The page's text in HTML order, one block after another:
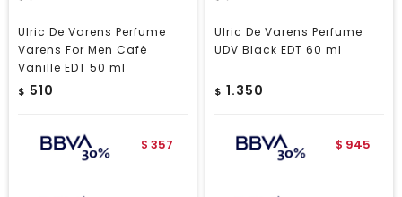
Ulric De Varens Perfume
Varens For Men Café
Vanille EDT 50 ml
$ 510
$ 357
Ulric De Varens Perfume
UDV Black EDT 60 ml
$ 1.350
$ 945